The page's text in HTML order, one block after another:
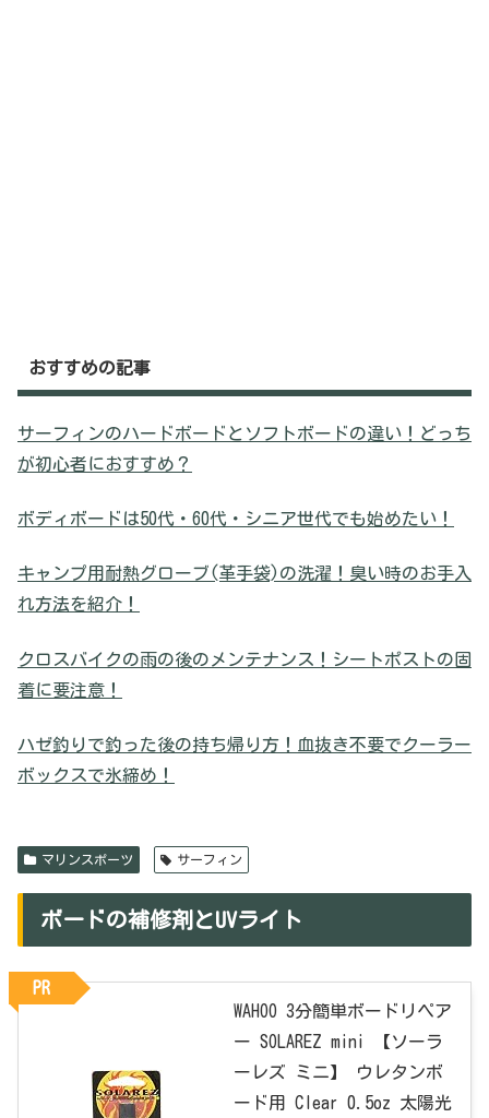
おすすめの記事
サーフィンのハードボードとソフトボードの違い！どっち
が初心者におすすめ？
ボディボードは50代・60代・シニア世代でも始めたい！
キャンプ用耐熱グローブ(革手袋)の洗濯！臭い時のお手入
れ方法を紹介！
クロスバイクの雨の後のメンテナンス！シートポストの固
着に要注意！
ハゼ釣りで釣った後の持ち帰り方！血抜き不要でクーラー
ボックスで氷締め！
マリンスポーツ サーフィン
ボードの補修剤とUVライト
WAHOO 3分簡単ボードリペア
ー SOLAREZ mini 【ソーラ
ーレズ ミニ】 ウレタンボ
ード用 Clear 0.5oz 太陽光
PR